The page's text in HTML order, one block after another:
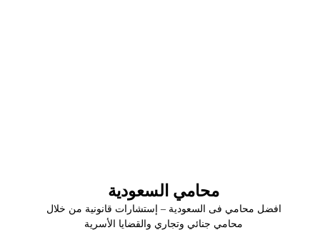
محامي السعودية
افضل محامي فى السعودية – إستشارات قانونية من خلال
محامي جنائي وتجاري والقضايا الأسرية